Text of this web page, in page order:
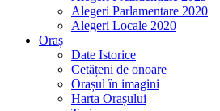
Alegeri Parlamentare 2020
Alegeri Locale 2020
Oraș
Date Istorice
Cetățeni de onoare
Orașul în imagini
Harta Orașului